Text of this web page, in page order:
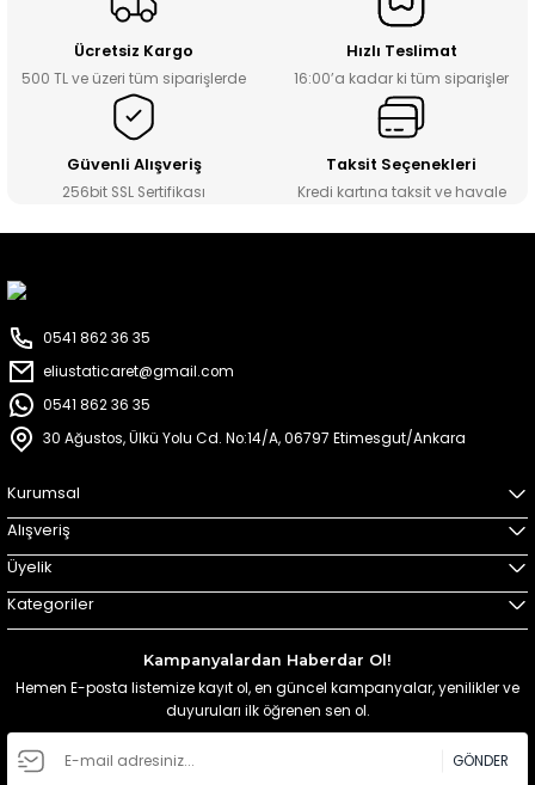
Ücretsiz Kargo
500 TL ve üzeri tüm siparişlerde
Hızlı Teslimat
16:00’a kadar ki tüm siparişler
Güvenli Alışveriş
256bit SSL Sertifikası
Taksit Seçenekleri
Kredi kartına taksit ve havale
0541 862 36 35
eliustaticaret@gmail.com
0541 862 36 35
30 Ağustos, Ülkü Yolu Cd. No:14/A, 06797 Etimesgut/Ankara
Kurumsal
Alışveriş
Üyelik
Kategoriler
Kampanyalardan Haberdar Ol!
Hemen E-posta listemize kayıt ol, en güncel kampanyalar, yenilikler ve
duyuruları ilk öğrenen sen ol.
GÖNDER